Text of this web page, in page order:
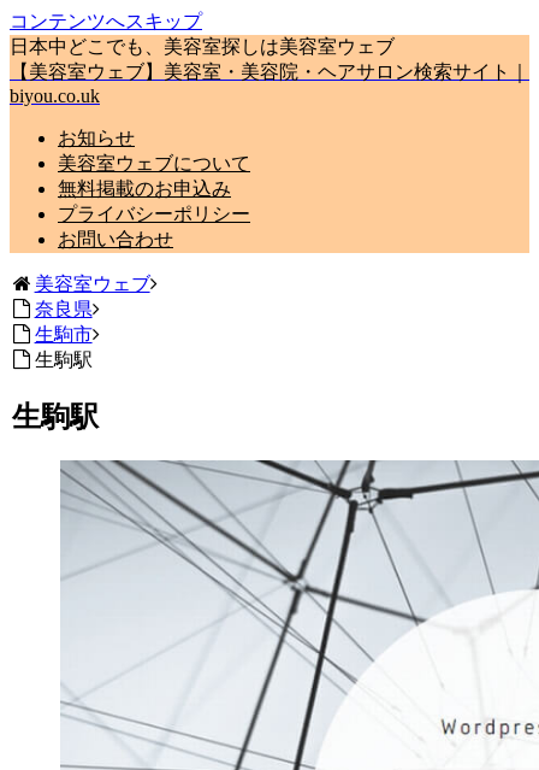
コンテンツへスキップ
日本中どこでも、美容室探しは美容室ウェブ
【美容室ウェブ】美容室・美容院・ヘアサロン検索サイト｜
biyou.co.uk
お知らせ
美容室ウェブについて
無料掲載のお申込み
プライバシーポリシー
お問い合わせ
美容室ウェブ
奈良県
生駒市
生駒駅
生駒駅